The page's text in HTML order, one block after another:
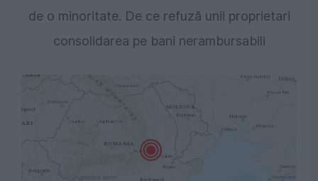
de o minoritate. De ce refuză unii proprietari
consolidarea pe bani nerambursabili